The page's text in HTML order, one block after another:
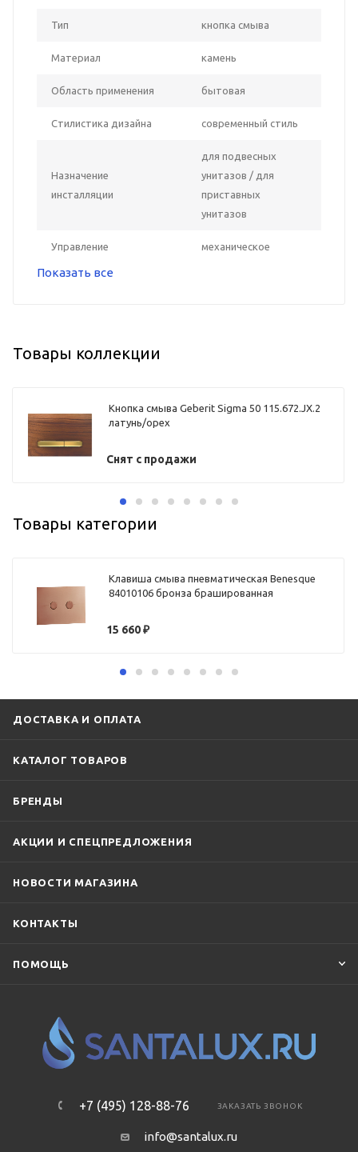
Тип кнопка смыва
Материал камень
Область применения бытовая
Стилистика дизайна современный стиль
Назначение
инсталляции
для подвесных
унитазов / для
приставных
унитазов
Управление механическое
Показать все
Товары коллекции
Кнопка смыва Geberit Sigma 50 115.672.JX.2
латунь/орех
Снят с продажи
Товары категории
Клавиша смыва пневматическая Benesque
84010106 бронза брашированная
15 660₽
ДОСТАВКА И ОПЛАТА
КАТАЛОГ ТОВАРОВ
БРЕНДЫ
АКЦИИ И СПЕЦПРЕДЛОЖЕНИЯ
НОВОСТИ МАГАЗИНА
КОНТАКТЫ
ПОМОЩЬ
+7 (495) 128-88-76 ЗАКАЗАТЬ ЗВОНОК
info@santalux.ru